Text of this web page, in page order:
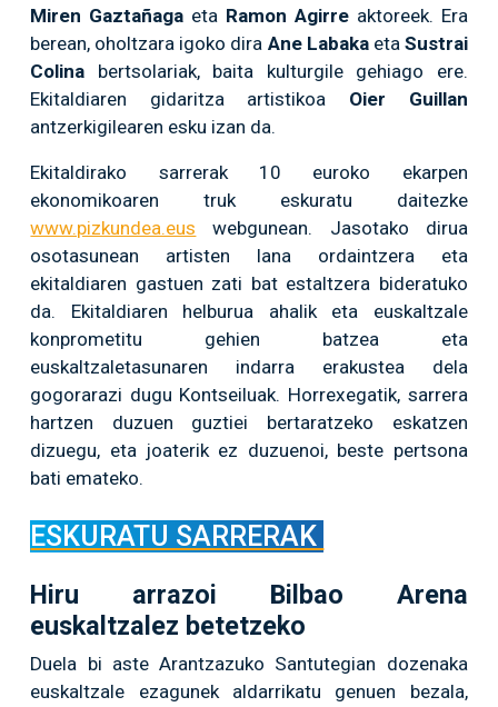
Miren Gaztañaga eta Ramon Agirreaktoreek. Era
berean, oholtzara igoko dira Ane Labakaeta Sustrai
Colina bertsolariak, baita kulturgile gehiago ere.
Ekitaldiaren gidaritza artistikoa Oier Guillan
antzerkigilearen esku izan da.
Ekitaldirako sarrerak 10 euroko ekarpen
ekonomikoaren truk eskuratu daitezke
www.pizkundea.eus webgunean. Jasotako dirua
osotasunean artisten lana ordaintzera eta
ekitaldiaren gastuen zati bat estaltzera bideratuko
da. Ekitaldiaren helburua ahalik eta euskaltzale
konprometitu gehien batzea eta
euskaltzaletasunaren indarra erakustea dela
gogorarazi dugu Kontseiluak. Horrexegatik, sarrera
hartzen duzuen guztiei bertaratzeko eskatzen
dizuegu, eta joaterik ez duzuenoi, beste pertsona
bati emateko.
ESKURATU SARRERAK
Hiru arrazoi Bilbao Arena
euskaltzalez betetzeko
Duela bi aste Arantzazuko Santutegian dozenaka
euskaltzale ezagunek aldarrikatu genuen bezala,